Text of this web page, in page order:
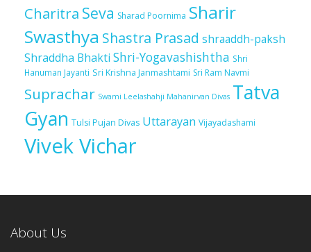
Charitra Seva Sharad Poornima Sharir
Swasthya Shastra Prasad shraaddh-paksh
Shraddha Bhakti Shri-Yogavashishtha Shri
Hanuman Jayanti Sri Krishna Janmashtami Sri Ram Navmi
Suprachar Swami Leelashahji Mahanirvan Divas Tatva
Gyan Tulsi Pujan Divas Uttarayan Vijayadashami
Vivek Vichar
About Us